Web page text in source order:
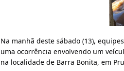
Na manhã deste sábado (13),
uma ocorrência envolvendo um
na localidade de Barra Bonita, em